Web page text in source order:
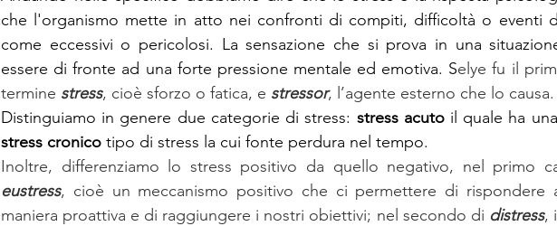
che l'organismo mette in atto nei confronti di compiti, difficoltà o eventi
come eccessivi o pericolosi. La sensazione che si prova in una
essere di fronte ad una forte pressione mentale ed emotiva. Selye fu il
termine stress, cioè sforzo o fatica, e stressor, l’agente esterno che lo causa.
Distinguiamo in genere due categorie di stress: stress acuto
stress cronico tipo di stress la cui fonte perdura nel tempo.
eustress, cioè un meccanismo positivo che ci permettere di rispondere
maniera proattiva e di raggiungere i nostri obiettivi; nel secondo di distress,